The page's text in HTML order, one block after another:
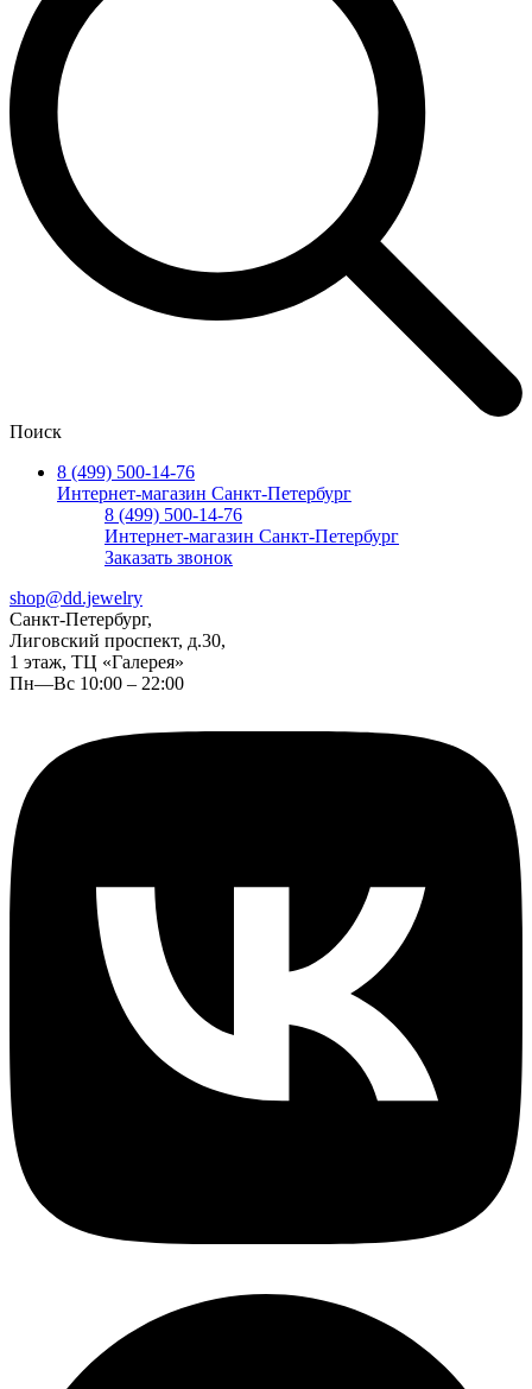
Поиск
8 (499) 500-14-76
Интернет-магазин Санкт-Петербург
8 (499) 500-14-76
Интернет-магазин Санкт-Петербург
Заказать звонок
shop@dd.jewelry
Санкт-Петербург,
Лиговский проспект, д.30,
1 этаж, ТЦ «Галерея»
Пн—Вс 10:00 – 22:00